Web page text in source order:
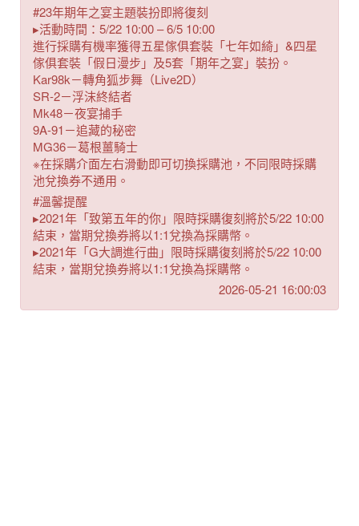
#23年期年之宴主題裝扮即將復刻
▸活動時間：5/22 10:00 – 6/5 10:00
進行採購有機率獲得五星傢俱套裝「七年如綺」&四星
傢俱套裝「假日漫步」及5套「期年之宴」裝扮。
Kar98k－轉角狐步舞（Live2D）
SR-2－浮沫終結者
Mk48－夜宴捕手
9A-91－追藏的秘密
MG36－葛根薑騎士
※在採購介面左右滑動即可切換採購池，不同限時採購
池兌換券不通用。
#溫馨提醒
▸2021年「致第五年的你」限時採購復刻將於5/22 10:00
結束，當期兌換券將以1:1兌換為採購幣。
▸2021年「G大調進行曲」限時採購復刻將於5/22 10:00
結束，當期兌換券將以1:1兌換為採購幣。
2026-05-21 16:00:03